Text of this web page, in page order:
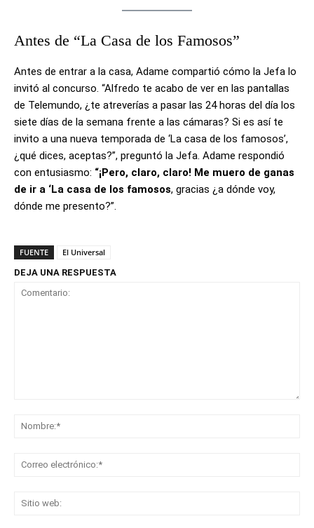
Antes de “La Casa de los Famosos”
Antes de entrar a la casa, Adame compartió cómo la Jefa lo
invitó al concurso. “Alfredo te acabo de ver en las pantallas
de Telemundo, ¿te atreverías a pasar las 24 horas del día los
siete días de la semana frente a las cámaras? Si es así te
invito a una nueva temporada de ‘La casa de los famosos’,
¿qué dices, aceptas?”, preguntó la Jefa. Adame respondió
con entusiasmo: “¡Pero, claro, claro! Me muero de ganas
de ir a ‘La casa de los famosos, gracias ¿a dónde voy,
dónde me presento?”.
FUENTE
El Universal
DEJA UNA RESPUESTA